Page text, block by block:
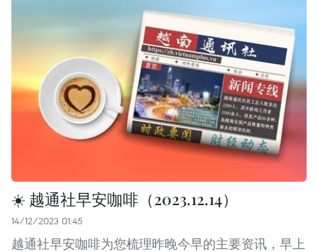
☀️ 越通社早安咖啡（2023.12.14）
14/12/2023 01:45
越通社早安咖啡为您梳理昨晚今早的主要资讯，早上